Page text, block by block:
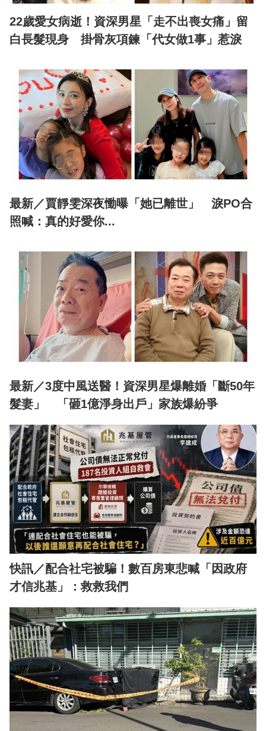
22歲愛女病逝！資深男星「走不出喪女痛」留
白長髮現身 掛骨灰項鍊「代女做1事」惹淚
最新／賈靜雯深夜慟曝「她已離世」 淚PO合
照喊：真的好愛你...
最新／3度中風送醫！資深男星爆離婚「斷50年
髮妻」 「砸1億淨身出戶」家族爆紛爭
快訊／配合社宅被騙！數百房東悲喊「因政府
才信兆基」：救救我們